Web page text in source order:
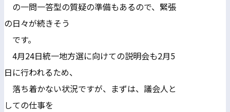
の一問一答型の質疑の準備もあるので、緊張
の日々が続きそう
です。
4月24日統一地方選に向けての説明会も2月5
日に行われるため、
落ち着かない状況ですが、まずは、議会人と
しての仕事を